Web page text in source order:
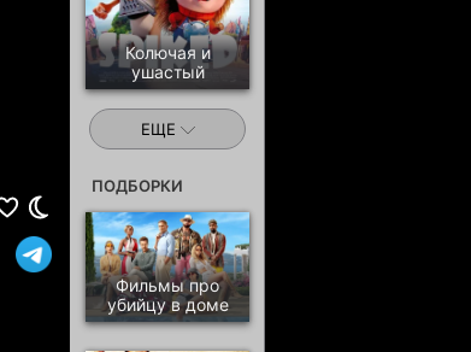
Колючая и
ушастый
ЕЩЕ
ПОДБОРКИ
Фильмы про
убийцу в доме